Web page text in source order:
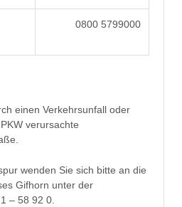
0800 5799000
einen Verkehrsunfall oder
verursachte
wenden Sie sich bitte an die
Gifhorn unter der
– 58 92 0.